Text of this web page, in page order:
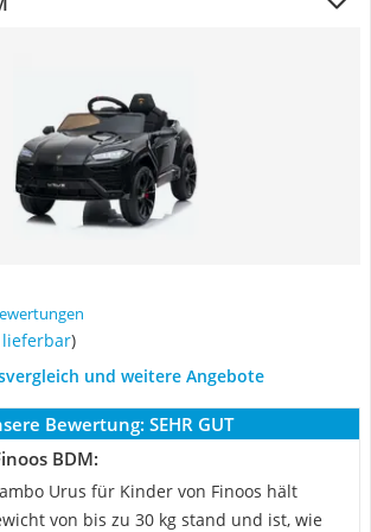
lieferbar)
und weitere Angebote
Bewertung: SEHR GUT
BDM:
Urus für Kinder von Finoos hält
von bis zu 30 kg stand und ist, wie